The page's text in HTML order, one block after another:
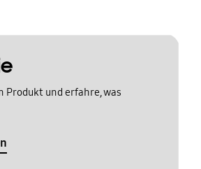
Produkt und erfahre, was